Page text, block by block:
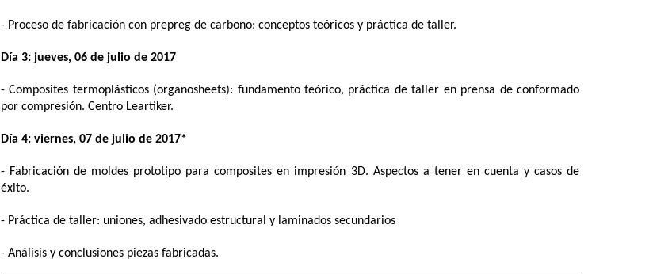
- Proceso de fabricación con prepreg de carbono: conceptos teóricos y práctica de taller.
Día 3: jueves, 06 de julio de 2017
- Composites termoplásticos (organosheets): fundamento teórico, práctica de taller en prensa de conformado
por compresión. Centro Leartiker.
Día 4: viernes, 07 de julio de 2017*
- Fabricación de moldes prototipo para composites en impresión 3D. Aspectos a tener en cuenta y casos de
éxito.
- Práctica de taller: uniones, adhesivado estructural y laminados secundarios
- Análisis y conclusiones piezas fabricadas.